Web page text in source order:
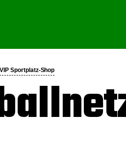
VIP Sportplatz-Shop